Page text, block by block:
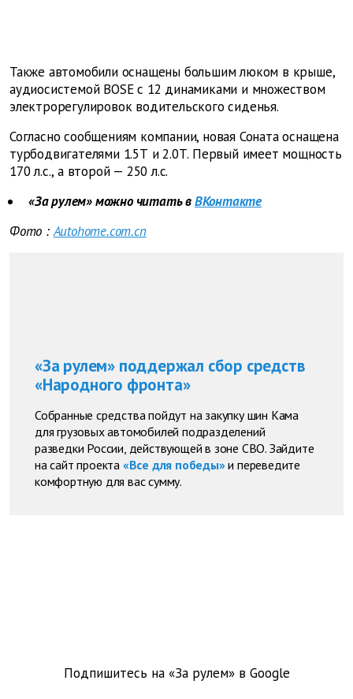
Также автомобили оснащены большим люком в крыше,
аудиосистемой BOSE с 12 динамиками и множеством
электрорегулировок водительского сиденья.
Согласно сообщениям компании, новая Соната оснащена
турбодвигателями 1.5Т и 2.0Т. Первый имеет мощность
170 л.с., а второй — 250 л.с.
«За рулем» можно читать вВКонтакте
Фото : Autohome.com.cn
«За рулем» поддержал сбор средств
«Народного фронта»
Собранные средства пойдут на закупку шин Кама
для грузовых автомобилей подразделений
разведки России, действующей в зоне СВО. Зайдите
на сайт проекта «Все для победы»и переведите
комфортную для вас сумму.
Подпишитесь на «За рулем» в Google